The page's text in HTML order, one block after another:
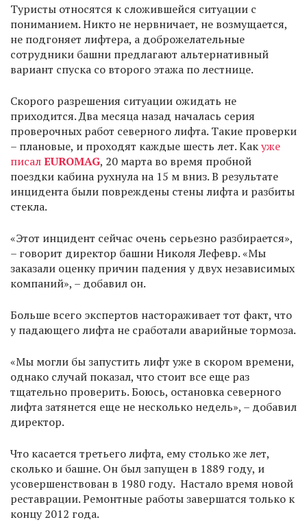
Туристы относятся к сложившейся ситуации с
пониманием. Никто не нервничает, не возмущается,
не подгоняет лифтера, а доброжелательные
сотрудники башни предлагают альтернативный
вариант спуска со второго этажа по лестнице.
Скорого разрешения ситуации ожидать не
приходится. Два месяца назад началась серия
проверочных работ северного лифта. Такие проверки
– плановые, и проходят каждые шесть лет. Какуже
писалEUROMAG, 20 марта во время пробной
поездки кабина рухнула на 15 м вниз. В результате
инцидента были повреждены стены лифта и разбиты
стекла.
«Этот инцидент сейчас очень серьезно разбирается»,
– говорит директор башни Николя Лефевр. «Мы
заказали оценку причин падения у двух независимых
компаний», – добавил он.
Больше всего экспертов настораживает тот факт, что
у падающего лифта не сработали аварийные тормоза.
«Мы могли бы запустить лифт уже в скором времени,
однако случай показал, что стоит все еще раз
тщательно проверить. Боюсь, остановка северного
лифта затянется еще не несколько недель», – добавил
директор.
Что касается третьего лифта, ему столько же лет,
сколько и башне. Он был запущен в 1889 году, и
усовершенствован в 1980 году. Настало время новой
реставрации. Ремонтные работы завершатся только к
концу 2012 года.